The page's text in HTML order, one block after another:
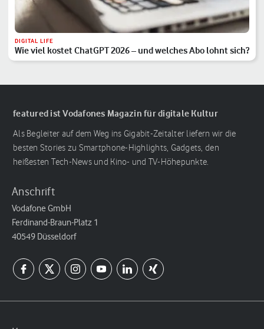
DIGITAL LIFE
Wie viel kostet ChatGPT 2026 – und welches Abo lohnt sich?
featured ist Vodafones Magazin für digitale Kultur
Als Begleiter auf dem Weg ins Gigabit-Zeitalter liefern wir die
besten Stories zu Smartphone-Highlights, Gadgets, den
heißesten Tech-News und Kino- und TV-Höhepunkte.
Anschrift
Vodafone GmbH
Ferdinand-Braun-Platz 1
40549 Düsseldorf